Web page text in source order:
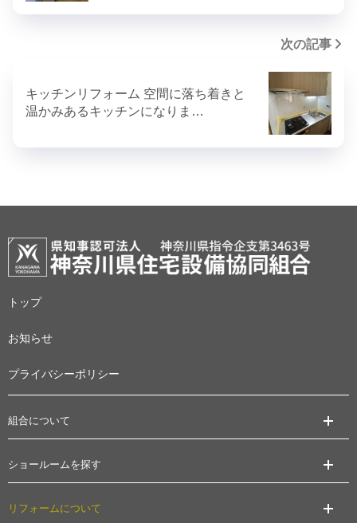
次の記事
キッチンリフォーム 空間に落ち着きと
温かみあるキッチンになりま…
トップ
お知らせ
プライバシーポリシー
組合について
ショールームを探す
リフォームについて